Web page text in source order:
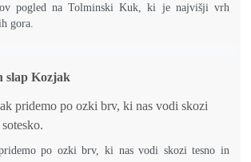
pogled na Tolminski Kuk, ki je najvišji vrh
gora.
slap Kozjak
po ozki brv, ki nas vodi skozi tesno in